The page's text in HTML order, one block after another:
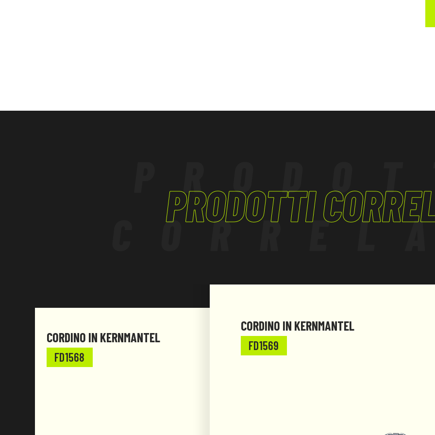
PRODOTTI
CORDINO IN KERNMANTEL
FD1568
CORDINO IN KERNMANTEL
FD1569